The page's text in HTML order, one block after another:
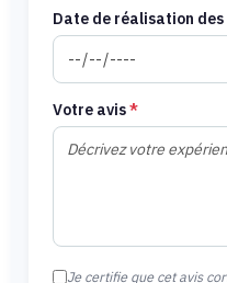
Date de réalisation
Votre avis*
Je certifie que cet avis